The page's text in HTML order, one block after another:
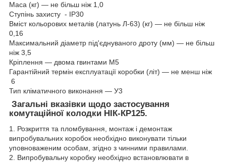
Маса (кг) — не більш ніж 1,0
Ступінь захисту - IP30
Вміст кольорових металів (латунь Л-63) (кг) — не більш ніж
0,16
Максимальний діаметр під'єднуваного дроту (мм) — не більш
ніж 3,5
Кріплення — двома гвинтами М5
Гарантійний термін експлуатації коробки (літ) — не менш ніж
6
Тип кліматичного виконання — У3
Загальні вказівки щодо застосування
комутаційної колодки НІК-КР125.
1. Розкриття та пломбування, монтаж і демонтаж
випробувальних коробок необхідно виконувати тільки
уповноваженим особам, згідно з чинними правилами.
2. Випробувальну коробку необхідно встановлювати в